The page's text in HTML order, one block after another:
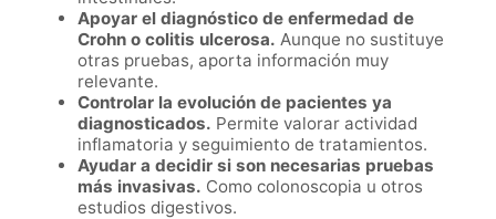
Apoyar el diagnóstico de enfermedad de
Crohn o colitis ulcerosa. Aunque no sustituye
otras pruebas, aporta información muy
relevante.
Controlar la evolución de pacientes ya
diagnosticados. Permite valorar actividad
inflamatoria y seguimiento de tratamientos.
Ayudar a decidir si son necesarias pruebas
más invasivas. Como colonoscopia u otros
estudios digestivos.